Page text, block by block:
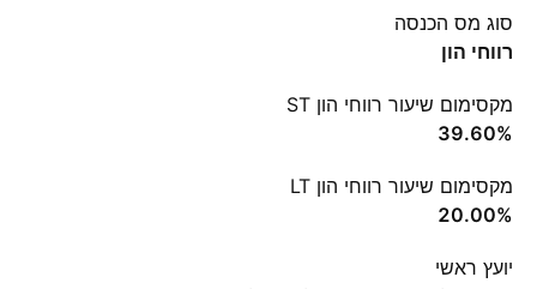
סוג מס הכנסה
רווחי הון
מקסימום שיעור רווחי הון ST
‪39.60%‬
מקסימום שיעור רווחי הון LT
‪20.00%‬
יועץ ראשי